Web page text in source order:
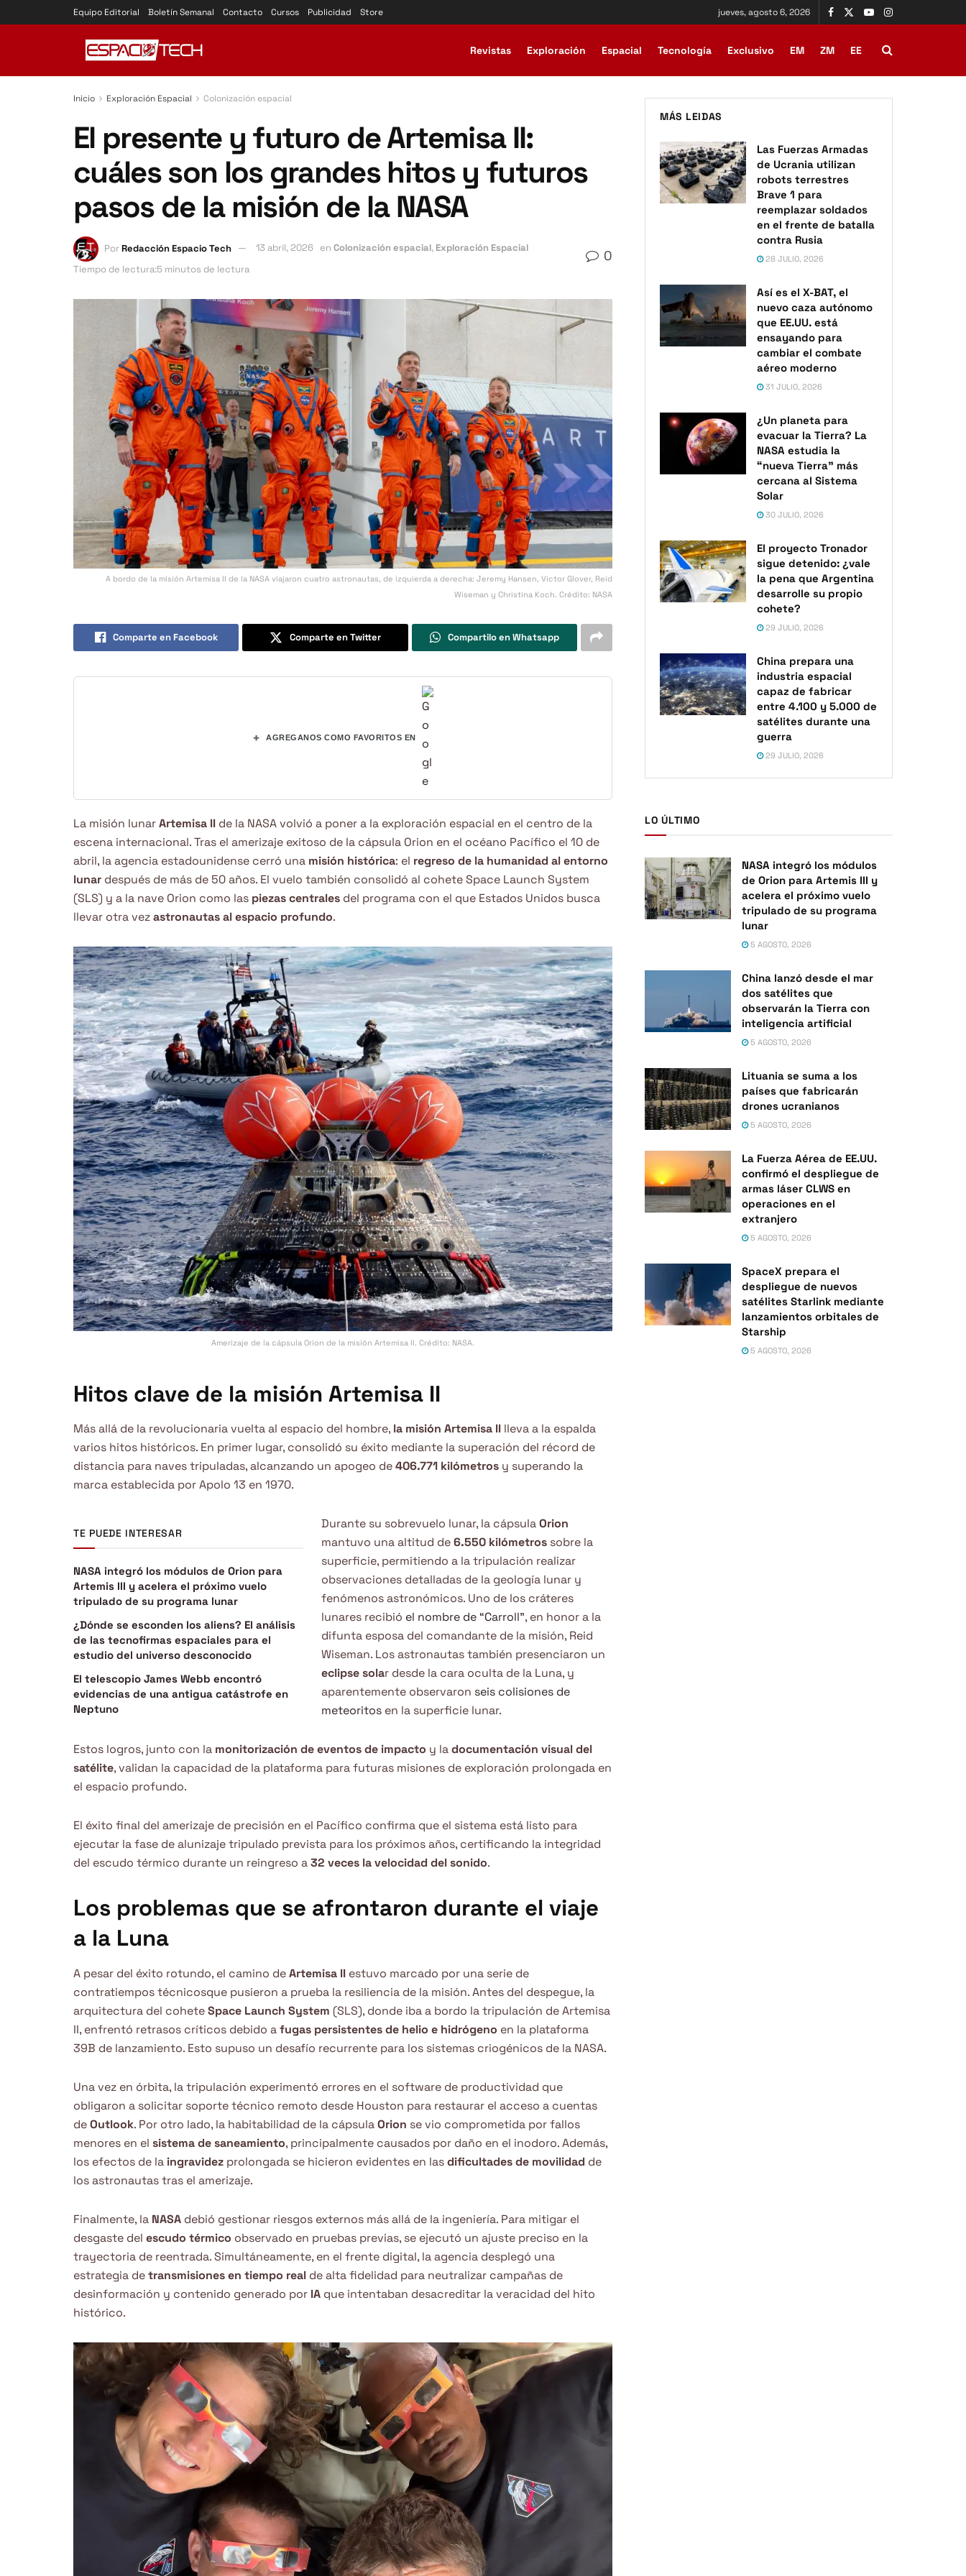
Equipo Editorial Boletín Semanal Contacto Cursos Publicidad Store jueves, agosto 6, 2026
Revistas Exploración Espacial Tecnología Exclusivo EM ZM EE
Inicio Exploración Espacial Colonización espacial
El presente y futuro de Artemisa II:
cuáles son los grandes hitos y futuros
pasos de la misión de la NASA
PorRedacción Espacio Tech 13 abril, 2026 en Colonización espacial, Exploración Espacial
Tiempo de lectura:5 minutos de lectura
0
A bordo de la misión Artemisa II de la NASA viajaron cuatro astronautas, de izquierda a derecha: Jeremy Hansen, Victor Glover, Reid
Wiseman y Christina Koch. Crédito: NASA
Comparte en Facebook Comparte en Twitter Compartilo en Whatsapp
+ AGREGANOS COMO FAVORITOS EN
La misión lunarArtemisa II de la NASA volvió a poner a la exploración espacial en el centro de la
escena internacional. Tras el amerizaje exitoso de la cápsula Orion en el océano Pacífico el 10 de
abril, la agencia estadounidense cerró una misión histórica: el regreso de la humanidad al entorno
lunar después de más de 50 años. El vuelo también consolidó al cohete Space Launch System
(SLS) y a la nave Orion como las piezas centrales del programa con el que Estados Unidos busca
llevar otra vezastronautas al espacio profundo.
Amerizaje de la cápsula Orion de la misión Artemisa II. Crédito: NASA.
Hitos clave de la misión Artemisa II
Más allá de la revolucionaria vuelta al espacio del hombre, la misión Artemisa II lleva a la espalda
varios hitos históricos. En primer lugar, consolidó su éxito mediante la superación del récord de
distancia para naves tripuladas, alcanzando un apogeo de406.771 kilómetros y superando la
marca establecida por Apolo 13 en 1970.
TE PUEDE INTERESAR
NASA integró los módulos de Orion para
Artemis III y acelera el próximo vuelo
tripulado de su programa lunar
¿Dónde se esconden los aliens? El análisis
de las tecnofirmas espaciales para el
estudio del universo desconocido
El telescopio James Webb encontró
evidencias de una antigua catástrofe en
Neptuno
Durante su sobrevuelo lunar, la cápsulaOrion
mantuvo una altitud de6.550 kilómetros sobre la
superficie, permitiendo a la tripulación realizar
observaciones detalladas de la geología lunar y
fenómenos astronómicos. Uno de los cráteres
lunares recibió el nombre de “Carroll”, en honor a la
difunta esposa del comandante de la misión, Reid
Wiseman. Los astronautas también presenciaron un
eclipse solar desde la cara oculta de la Luna, y
aparentemente observaron seis colisiones de
meteoritos en la superficie lunar.
Estos logros, junto con la monitorización de eventos de impacto y ladocumentación visual del
satélite, validan la capacidad de la plataforma para futuras misiones de exploración prolongada en
el espacio profundo.
El éxito final del amerizaje de precisión en el Pacífico confirma que el sistema está listo para
ejecutar la fase de alunizaje tripulado prevista para los próximos años, certificando la integridad
del escudo térmico durante un reingreso a32 veces la velocidad del sonido.
Los problemas que se afrontaron durante el viaje
a la Luna
A pesar del éxito rotundo, el camino deArtemisa II estuvo marcado por una serie de
contratiempos técnicosque pusieron a prueba la resiliencia de la misión. Antes del despegue, la
arquitectura del coheteSpace Launch System (SLS), donde iba a bordo la tripulación de Artemisa
II, enfrentó retrasos críticos debido afugas persistentes de helio e hidrógeno en la plataforma
39B de lanzamiento. Esto supuso un desafío recurrente para los sistemas criogénicos de la NASA.
Una vez en órbita, la tripulación experimentó errores en el software de productividad que
obligaron a solicitar soporte técnico remoto desde Houston para restaurar el acceso a cuentas
deOutlook. Por otro lado, la habitabilidad de la cápsulaOrion se vio comprometida por fallos
menores en el sistema de saneamiento, principalmente causados por daño en el inodoro. Además,
los efectos de la ingravidez prolongada se hicieron evidentes en lasdificultades de movilidad de
los astronautas tras el amerizaje.
Finalmente, la NASA debió gestionar riesgos externos más allá de la ingeniería. Para mitigar el
desgaste del escudo térmico observado en pruebas previas, se ejecutó un ajuste preciso en la
trayectoria de reentrada. Simultáneamente, en el frente digital, la agencia desplegó una
estrategia detransmisiones en tiempo real de alta fidelidad para neutralizar campañas de
desinformación y contenido generado por IA que intentaban desacreditar la veracidad del hito
histórico.
MÁS LEIDAS
Las Fuerzas Armadas
de Ucrania utilizan
robots terrestres
Brave 1 para
reemplazar soldados
en el frente de batalla
contra Rusia
28 JULIO, 2026
Así es el X-BAT, el
nuevo caza autónomo
que EE.UU. está
ensayando para
cambiar el combate
aéreo moderno
31 JULIO, 2026
¿Un planeta para
evacuar la Tierra? La
NASA estudia la
“nueva Tierra” más
cercana al Sistema
Solar
30 JULIO, 2026
El proyecto Tronador
sigue detenido: ¿vale
la pena que Argentina
desarrolle su propio
cohete?
29 JULIO, 2026
China prepara una
industria espacial
capaz de fabricar
entre 4.100 y 5.000 de
satélites durante una
guerra
29 JULIO, 2026
LO ÚLTIMO
NASA integró los módulos
de Orion para Artemis III y
acelera el próximo vuelo
tripulado de su programa
lunar
5 AGOSTO, 2026
China lanzó desde el mar
dos satélites que
observarán la Tierra con
inteligencia artificial
5 AGOSTO, 2026
Lituania se suma a los
países que fabricarán
drones ucranianos
5 AGOSTO, 2026
La Fuerza Aérea de EE.UU.
confirmó el despliegue de
armas láser CLWS en
operaciones en el
extranjero
5 AGOSTO, 2026
SpaceX prepara el
despliegue de nuevos
satélites Starlink mediante
lanzamientos orbitales de
Starship
5 AGOSTO, 2026